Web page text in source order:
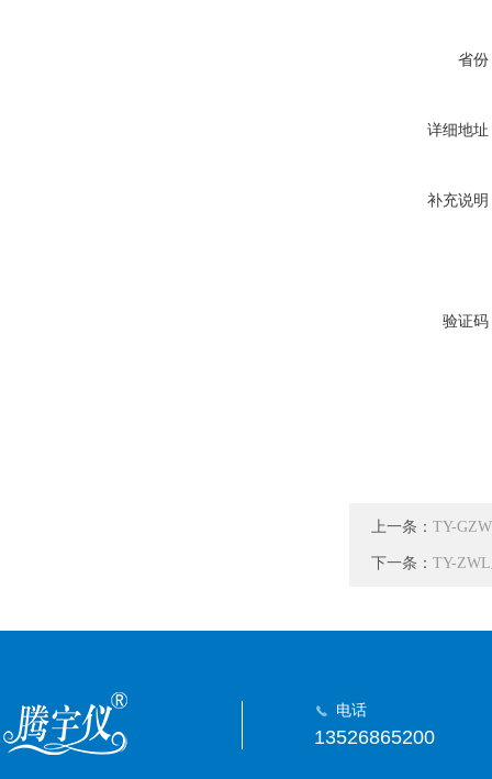
省份
详细地址
补充说明
验证码
上一条： TY-
下一条： TY-
电话
13526865200